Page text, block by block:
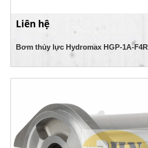
Liên hệ
Bơm thủy lực Hydromax HGP-1A-F4R